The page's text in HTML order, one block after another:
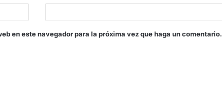
en este navegador para la próxima vez que haga un comentario.